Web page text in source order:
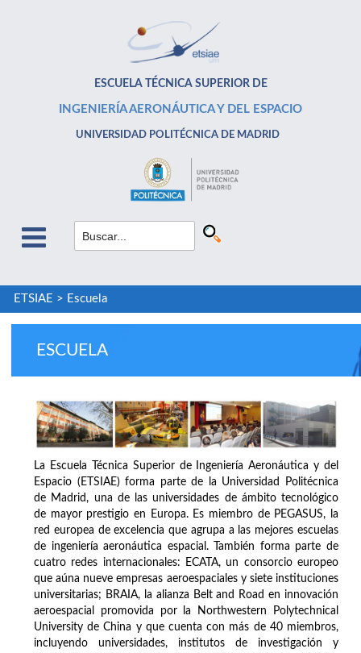
ESCUELA TÉCNICA SUPERIOR DE
INGENIERÍA AERONÁUTICA Y DEL ESPACIO
UNIVERSIDAD POLITÉCNICA DE MADRID
ETSIAE > Escuela
ESCUELA
La Escuela Técnica Superior de Ingeniería Aeronáutica y del
Espacio (ETSIAE) forma parte de la Universidad Politécnica
de Madrid, una de las universidades de ámbito tecnológico
de mayor prestigio en Europa. Es miembro de PEGASUS, la
red europea de excelencia que agrupa a las mejores escuelas
de ingeniería aeronáutica espacial. También forma parte de
cuatro redes internacionales: ECATA, un consorcio europeo
que aúna nueve empresas aeroespaciales y siete instituciones
universitarias; BRAIA, la alianza Belt and Road en innovación
aeroespacial promovida por la Northwestern Polytechnical
University de China y que cuenta con más de 40 miembros,
incluyendo universidades, institutos de investigación y